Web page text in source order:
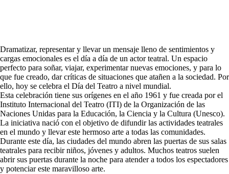
Dramatizar, representar y llevar un mensaje lleno de sentimientos y
cargas emocionales es el día a día de un actor teatral. Un espacio
perfecto para soñar, viajar, experimentar nuevas emociones, y para lo
que fue creado, dar críticas de situaciones que atañen a la sociedad. Por
ello, hoy se celebra el Día del Teatro a nivel mundial.
Esta celebración tiene sus orígenes en el año 1961 y fue creada por el
Instituto Internacional del Teatro (ITI) de la Organización de las
Naciones Unidas para la Educación, la Ciencia y la Cultura (Unesco).
La iniciativa nació con el objetivo de difundir las actividades teatrales
en el mundo y llevar este hermoso arte a todas las comunidades.
Durante este día, las ciudades del mundo abren las puertas de sus salas
teatrales para recibir niños, jóvenes y adultos. Muchos teatros suelen
abrir sus puertas durante la noche para atender a todos los espectadores
y potenciar este maravilloso arte.